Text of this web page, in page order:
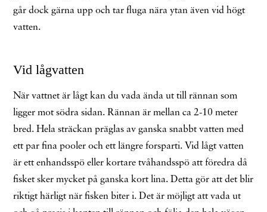
går dock gärna upp och tar fluga nära ytan även vid högt
vatten.
Vid lågvatten
När vattnet är lågt kan du vada ända ut till rännan som
ligger mot södra sidan. Rännan är mellan ca 2-10 meter
bred. Hela sträckan präglas av ganska snabbt vatten med
ett par fina pooler och ett längre forsparti. Vid lågt vatten
är ett enhandsspö eller kortare tvåhandsspö att föredra då
fisket sker mycket på ganska kort lina. Detta gör att det blir
riktigt härligt när fisken biter i. Det är möjligt att vada ut